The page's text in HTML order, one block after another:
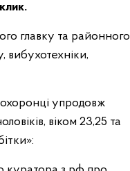
главку та районного
вибухотехніки,
упродовж
віком 23,25 та